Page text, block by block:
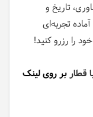
تاریخ و
تجربه‌ای
را رزرو کنید!
قطاربر روی لینک